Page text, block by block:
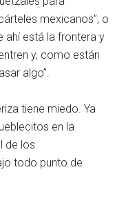
mexicanos”, o
ahí está la frontera y
y, como están
algo”.
tiene miedo. Ya
en la
de los
todo punto de